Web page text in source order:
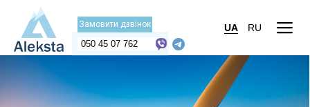
Замовити дзвінок
050 45 07 762
UA RU